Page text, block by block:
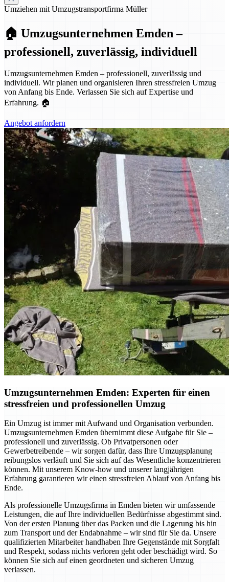
Umziehen mit Umzugstransportfirma Müller
🏠 Umzugsunternehmen Emden –
professionell, zuverlässig, individuell
Umzugsunternehmen Emden – professionell, zuverlässig und
individuell. Wir planen und organisieren Ihren stressfreien Umzug
von Anfang bis Ende. Verlassen Sie sich auf Expertise und
Erfahrung. 🏠
Angebot anfordern
Umzugsunternehmen Emden: Experten für einen
stressfreien und professionellen Umzug
Ein Umzug ist immer mit Aufwand und Organisation verbunden.
Umzugsunternehmen Emden übernimmt diese Aufgabe für Sie –
professionell und zuverlässig. Ob Privatpersonen oder
Gewerbetreibende – wir sorgen dafür, dass Ihre Umzugsplanung
reibungslos verläuft und Sie sich auf das Wesentliche konzentrieren
können. Mit unserem Know-how und unserer langjährigen
Erfahrung garantieren wir einen stressfreien Ablauf von Anfang bis
Ende.
Als professionelle Umzugsfirma in Emden bieten wir umfassende
Leistungen, die auf Ihre individuellen Bedürfnisse abgestimmt sind.
Von der ersten Planung über das Packen und die Lagerung bis hin
zum Transport und der Endabnahme – wir sind für Sie da. Unsere
qualifizierten Mitarbeiter handhaben Ihre Gegenstände mit Sorgfalt
und Respekt, sodass nichts verloren geht oder beschädigt wird. So
können Sie sich auf einen geordneten und sicheren Umzug
verlassen.